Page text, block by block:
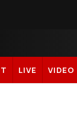
LIVE VIDEO